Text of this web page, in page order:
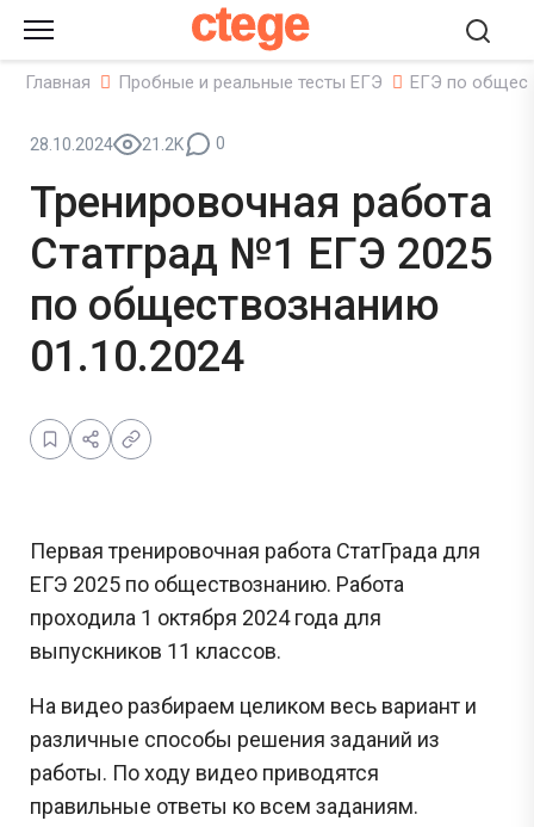
ctege
Главная Пробные и реальные тесты ЕГЭ ЕГЭ по
28.10.2024 21.2K 0
Тренировочная работа
Статград №1 ЕГЭ 2025
по обществознанию
01.10.2024
Первая тренировочная работа СтатГрада для
ЕГЭ 2025 по обществознанию. Работа
проходила 1 октября 2024 года для
выпускников 11 классов.
На видео разбираем целиком весь вариант и
различные способы решения заданий из
работы. По ходу видео приводятся
правильные ответы ко всем заданиям.